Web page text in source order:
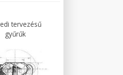
tervezésű
gyűrűk